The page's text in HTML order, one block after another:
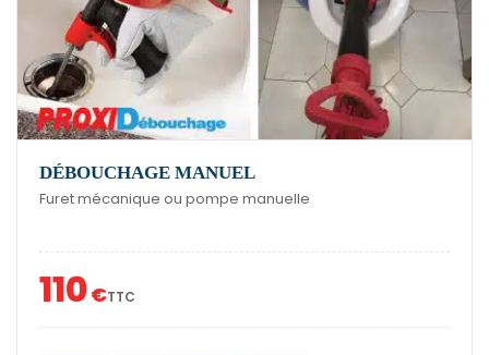
DÉBOUCHAGE MANUEL
Furet mécanique ou pompe manuelle
110€TTC